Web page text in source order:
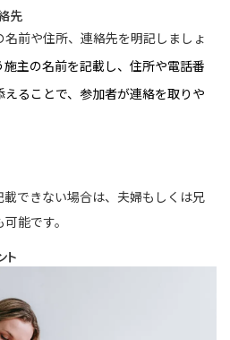
先
前や住所、連絡先を明記しましょ
主の名前を記載し、住所や電話番
ることで、参加者が連絡を取りや
できない場合は、夫婦もしくは兄
能です。
ト